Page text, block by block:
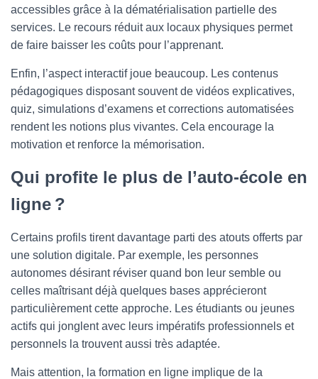
accessibles grâce à la dématérialisation partielle des
services. Le recours réduit aux locaux physiques permet
de faire baisser les coûts pour l’apprenant.
Enfin, l’aspect interactif joue beaucoup. Les contenus
pédagogiques disposant souvent de vidéos explicatives,
quiz, simulations d’examens et corrections automatisées
rendent les notions plus vivantes. Cela encourage la
motivation et renforce la mémorisation.
Qui profite le plus de l’auto-école en
ligne ?
Certains profils tirent davantage parti des atouts offerts par
une solution digitale. Par exemple, les personnes
autonomes désirant réviser quand bon leur semble ou
celles maîtrisant déjà quelques bases apprécieront
particulièrement cette approche. Les étudiants ou jeunes
actifs qui jonglent avec leurs impératifs professionnels et
personnels la trouvent aussi très adaptée.
Mais attention, la formation en ligne implique de la